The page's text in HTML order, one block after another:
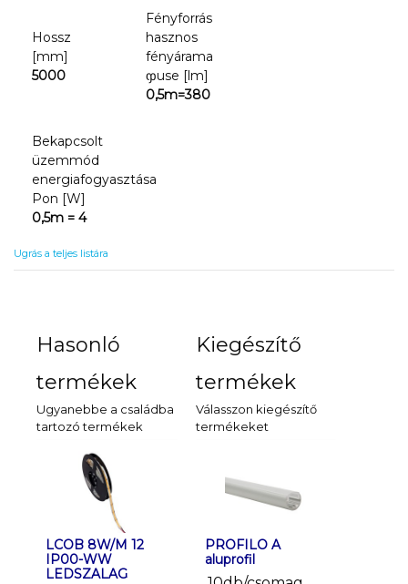
Hossz
[mm]
5000
Fényforrás
hasznos
fényárama
ჶuse [lm]
0,5m=380
Bekapcsolt
üzemmód
energiafogyasztása
Pon [W]
0,5m = 4
Ugrás a teljes listára
Hasonló
termékek
Ugyanebbe a családba
tartozó termékek
LCOB 8W/M 12
IP00-WW
LEDSZALAG
LCOB 8W/M 12
IP65-WW
LEDSZALAG
Kiegészítő
termékek
Válasszon kiegészítő
termékeket
PROFILO A
aluprofil